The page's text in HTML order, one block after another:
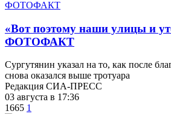
«Вот поэтому наши улицы и
ФОТОФАКТ
Сургутянин указал на то, как после
снова оказался выше тротуара
Редакция СИА-ПРЕСС
03 августа в 17:36
1665 1